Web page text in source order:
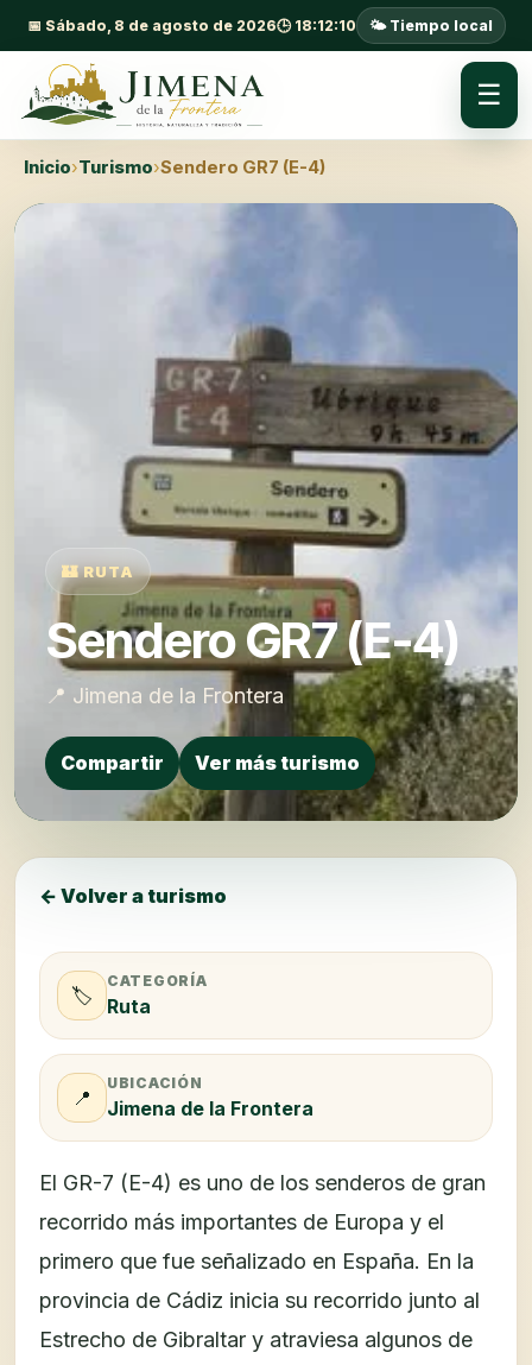
📅 Sábado, 8 de agosto de 2026🕒 18:12:11 🌤️ Tiempo local
☰
Inicio›Turismo›Sendero GR7 (E-4)
🏰 RUTA
Sendero GR7 (E-4)
📍 Jimena de la Frontera
Compartir Ver más turismo
← Volver a turismo
🏷️
CATEGORÍA
Ruta
📍
UBICACIÓN
Jimena de la Frontera
El GR-7 (E-4) es uno de los senderos de gran
recorrido más importantes de Europa y el
primero que fue señalizado en España. En la
provincia de Cádiz inicia su recorrido junto al
Estrecho de Gibraltar y atraviesa algunos de